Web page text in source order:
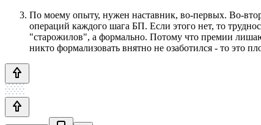
По моему опыту, нужен наставник, во-первых. Во-
операций каждого шага БП. Если этого нет, то
"старожилов", а формально. Потому что премии
никто формализовать внятно не озаботился - то это